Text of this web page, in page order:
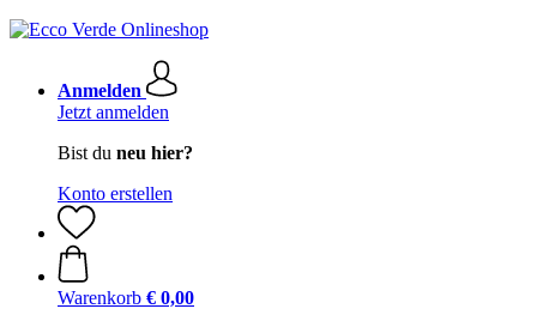
Anmelden
Jetzt anmelden
Bist du neu hier?
Konto erstellen
Warenkorb € 0,00